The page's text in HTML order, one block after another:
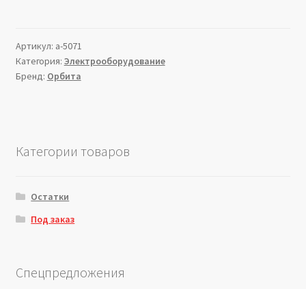
Артикул: a-5071
Категория: Электрооборудование
Бренд: Орбита
Категории товаров
Остатки
Под заказ
Спецпредложения